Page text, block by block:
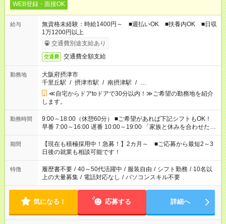
WEB登録・面接OK
給与
無資格未経験：時給1400円～ ■週払いOK ■扶養内OK ■日収
1万1200円以上
交通費別途支給あり
交通費 交通費全額支給
勤務地
大阪府摂津市
千里丘駅 / 摂津市駅 / 南摂津駅 / …
≪自宅からドアtoドアで30分以内！≫ご希望の勤務地を紹介
します。
勤務時間
9:00～18:00（休憩60分） ■ご希望があれば下記シフトもOK！
早番 7:00～16:00 遅番 10:00～19:00 「家族と休みを合わせた
い」 「余裕を持って夕飯の準備がしたい」 「できれば残業はし
たくない」 など、ご希望を教えてくださいね。 ※Wワーク希望
の方へ 今ご覧のお仕事で希望する勤務時間と、もう1つのお仕事
の勤務時間。 合計で週40時間を超える場合は応募できません。
期間
【現在も積極採用中！急募！】2カ月～ ■ご応募から最短2～3
日後の就業も相談可能です！
特徴 履歴書不要 / 40～50代活躍中 / 服装自由 / シフト勤務 / 10名以
上の大量募集 / 電話対応なし / パソコンスキル不要
気になる！ 応募する 詳細へ